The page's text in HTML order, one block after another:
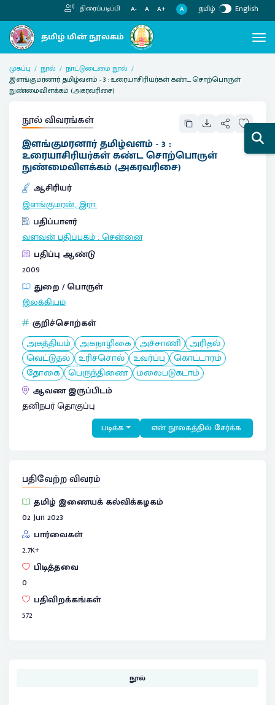
திரைப்படிப்பி A- A A+ A தமிழ் English
முகப்பு நூல்
நாட்டுடைமை நூல்
இளங்குமரனார் தமிழ்வளம் - 3 : உரையாசிரியர்கள் கண்ட சொற்பொருள்
நுண்மைவிளக்கம் (அகரவரிசை)
நூல் விவரங்கள்
இளங்குமரனார் தமிழ்வளம் - 3 :
உரையாசிரியர்கள் கண்ட சொற்பொருள்
நுண்மைவிளக்கம் (அகரவரிசை)
ஆசிரியர்
இளங்குமரன், இரா.
பதிப்பாளர்
வளவன் பதிப்பகம்:சென்னை
பதிப்பு ஆண்டு
2009
துறை / பொருள்
இலக்கியம்
குறிச்சொற்கள்
அகத்தியம் அகநாழிகை அச்சாணி அரிதல்
வெட்டுதல் உரிச்சொல் உவர்ப்பு கொட்டாரம்
தோகை பெருந்திணை மலைபடுகடாம்
ஆவண இருப்பிடம்
தனிநபர் தொகுப்பு
படிக்க என் நூலகத்தில் சேர்க்க
பதிவேற்ற விவரம்
தமிழ் இணையக் கல்விக்கழகம்
02 Jun 2023
பார்வைகள்
2.7K+
பிடித்தவை
0
பதிவிறக்கங்கள்
572
நூல்